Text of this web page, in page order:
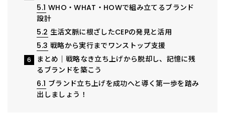
5.1 WHO・WHAT・HOWで組み立てるブランド
設計
5.2 生活文脈に根ざしたCEPの発見と活用
5.3 戦略から実行までワンストップ支援
6
まとめ｜戦略なき立ち上げから脱却し、記憶に残
るブランドを築こう
6.1 ブランド立ち上げを成功へと導く第一歩を踏み
出しましょう！